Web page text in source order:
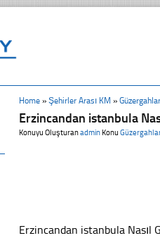
Home »Şehirler Arası KM »Güzergahlar
Erzincandan istanbula
Konuyu Oluşturanadmin Konu
Erzincandan istanbula Nasıl